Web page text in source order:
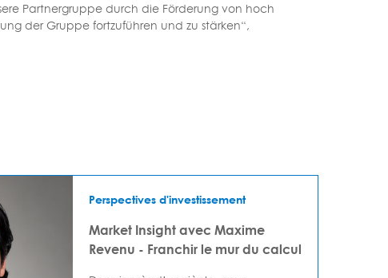
Partnergruppe durch die Förderung von hoch
der Gruppe fortzuführen und zu stärken“,
Perspectives d'investissement
Market Insight avec Maxime
Revenu - Franchir le mur du calcul